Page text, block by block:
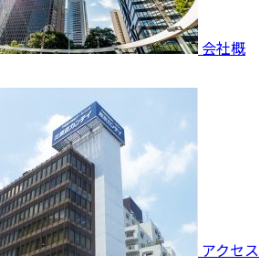
会社概
アクセス